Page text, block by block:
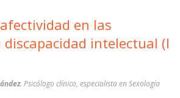
en las
intelectual (I
. Psicólogo clínico, especialista en Sexología